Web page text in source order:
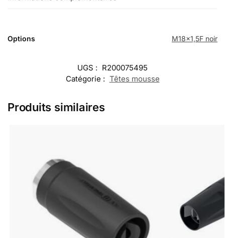
Options M18x1,5F noir
UGS : R200075495
Catégorie : Têtes mousse
Produits similaires